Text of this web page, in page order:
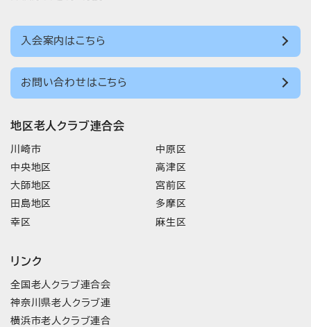
入会案内はこちら
お問い合わせはこちら
地区老人クラブ連合会
川崎市
中央地区
大師地区
田島地区
幸区
中原区
高津区
宮前区
多摩区
麻生区
リンク
全国老人クラブ連合会
神奈川県老人クラブ連
横浜市老人クラブ連合